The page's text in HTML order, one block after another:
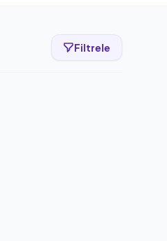
Filtrele